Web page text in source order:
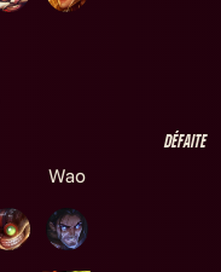
Défaite
Wao